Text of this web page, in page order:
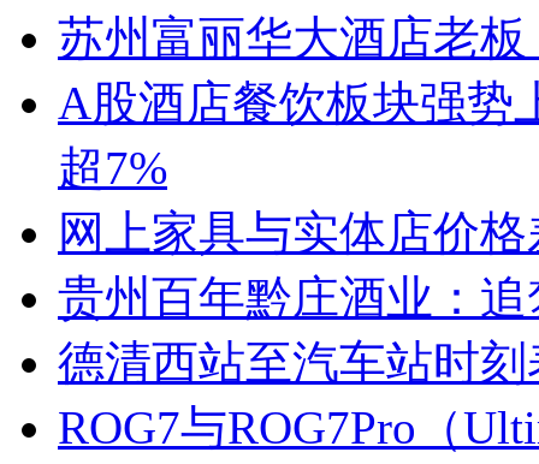
苏州富丽华大酒店老
A股酒店餐饮板块强势
超7%
网上家具与实体店价
贵州百年黔庄酒业：
德清西站至汽车站时
ROG7与ROG7Pro（